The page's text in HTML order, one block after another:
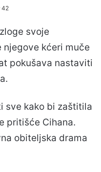
42
svoje
njegove kćeri muče
pokušava nastaviti
sve kako bi zaštitila
pritišće Cihana.
obiteljska drama